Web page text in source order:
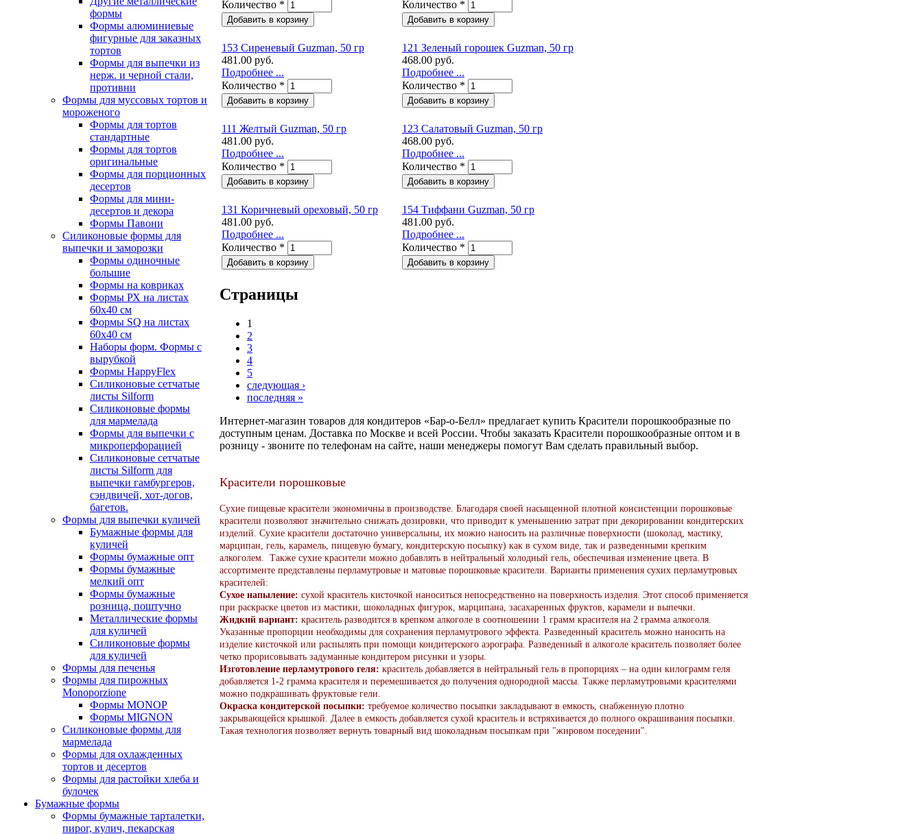
формы
Формы алюминиевые
фигурные для заказных
тортов
Формы для выпечки из
нерж. и черной стали,
противни
Формы для муссовых тортов и
мороженого
Формы для тортов
стандартные
Формы для тортов
оригинальные
Формы для порционных
десертов
Формы для мини-
десертов и декора
Формы Павони
Силиконовые формы для
выпечки и заморозки
Формы одиночные
большие
Формы на ковриках
Формы РХ на листах
60х40 см
Формы SQ на листах
60х40 см
Наборы форм. Формы с
вырубкой
Формы HappyFlex
Силиконовые сетчатые
листы Silform
Силиконовые формы
для мармелада
Формы для выпечки с
микроперфорацией
Силиконовые сетчатые
листы Silform для
выпечки гамбургеров,
сэндвичей, хот-догов,
багетов.
Формы для выпечки куличей
Бумажные формы для
куличей
Формы бумажные опт
Формы бумажные
мелкий опт
Формы бумажные
розница, поштучно
Металлические формы
для куличей
Силиконовые формы
для куличей
Формы для печенья
Формы для пирожных
Monoporzione
Формы MONOP
Формы MIGNON
Силиконовые формы для
мармелада
Формы для oхлажденных
тортов и десертов
Формы для растойки хлеба и
булочек
Бумажные формы
Формы бумажные тарталетки,
пирог, кулич, пекарская
Количество *
Количество *
153 Сиреневый Guzman, 50 гр
481.00 руб.
Подробнее ...
Количество *
121 Зеленый горошек Guzman, 50 гр
468.00 руб.
Подробнее ...
Количество *
111 Желтый Guzman, 50 гр
481.00 руб.
Подробнее ...
Количество *
123 Салатовый Guzman, 50 гр
468.00 руб.
Подробнее ...
Количество *
131 Коричневый ореховый, 50 гр
481.00 руб.
Подробнее ...
Количество *
154 Тиффани Guzman, 50 гр
481.00 руб.
Подробнее ...
Количество *
Страницы
1
2
3
4
5
следующая ›
последняя »
Интернет-магазин товаров для кондитеров «Бар-о-Белл» предлагает купить Красители порошкообразные по
доступным ценам. Доставка по Москве и всей России. Чтобы заказать Красители порошкообразные оптом и в
розницу - звоните по телефонам на сайте, наши менеджеры помогут Вам сделать правильный выбор.
Красители порошковые
Сухие пищевые красители экономичны в производстве. Благодаря своей насыщенной плотной консистенции порошковые
красители позволяют значительно снижать дозировки, что приводит к уменьшению затрат при декорировании кондитерских
изделий. Сухие красители достаточно универсальны, их можно наносить на различные поверхности (шоколад, мастику,
марципан, гель, карамель, пищевую бумагу, кондитерскую посыпку) как в сухом виде, так и разведенными крепким
алкоголем. Также сухие красители можно добавлять в нейтральный холодный гель, обеспечивая изменение цвета. В
ассортименте представлены перламутровые и матовые порошковые красители. Варианты применения сухих перламутровых
красителей:
Сухое напыление: сухой краситель кисточкой наноситься непосредственно на поверхность изделия. Этот способ применяется
при раскраске цветов из мастики, шоколадных фигурок, марципана, засахаренных фруктов, карамели и выпечки.
Жидкий вариант: краситель разводится в крепком алкоголе в соотношении 1 грамм красителя на 2 грамма алкоголя.
Указанные пропорции необходимы для сохранения перламутрового эффекта. Разведенный краситель можно наносить на
изделие кисточкой или распылять при помощи кондитерского аэрографа. Разведенный в алкоголе краситель позволяет более
четко прорисовывать задуманные кондитером рисунки и узоры.
Изготовление перламутрового геля: краситель добавляется в нейтральный гель в пропорциях – на один килограмм геля
добавляется 1-2 грамма красителя и перемешивается до получения однородной массы. Также перламутровыми красителями
можно подкрашивать фруктовые гели.
Окраска кондитерской посыпки: требуемое количество посыпки закладывают в емкость, снабженную плотно
закрывающейся крышкой. Далее в емкость добавляется сухой краситель и встряхивается до полного окрашивания посыпки.
Такая технология позволяет вернуть товарный вид шоколадным посыпкам при "жировом поседении".